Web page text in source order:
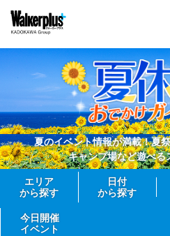
夏のイベント情報が満載！夏
キャンプ場など遊べる
エリア
から探す
日付
から探す
今日開催
イベント